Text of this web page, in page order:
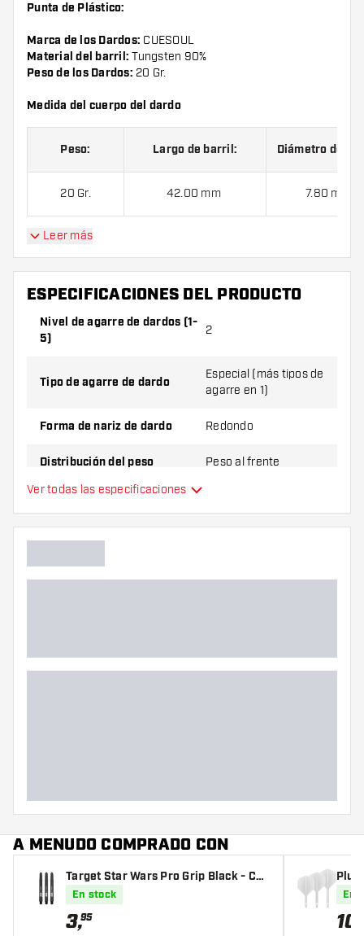
Punta de Plástico:
Marca de los Dardos: CUESOUL
Material del barril: Tungsten 90%
Peso de los Dardos: 20 Gr.
Medida del cuerpo del dardo
Peso: Largo de barril: Diámetro de
20 Gr. 42.00 mm 7.80 mm
Dardos Cuesoul Zodiac Dog 90% Punta de Plástico
contienen:1 juego de dardos (3 cuerpos), 1 juego de cañas
(3 cañas) y 1 juego de plumas (3 plumas).
Leer más
ESPECIFICACIONES DEL PRODUCTO
Nivel de agarre de dardos (1-
5)
2
Tipo de agarre de dardo
Especial (más tipos de
agarre en 1)
Forma de nariz de dardo Redondo
Distribución del peso Peso al frente
Material de dardo
Jugador de dardos
Largo del barril (mm)
Ver todas las especificaciones
A MENUDO COMPRADO CON
Target Star Wars Pro Grip Black - Cañ
as Dardos
En stock
3,95
En
10